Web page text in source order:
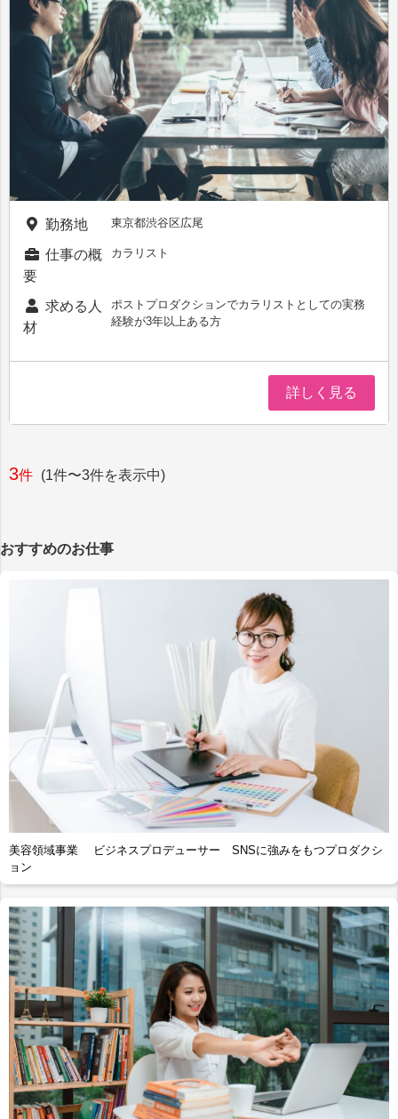
勤務地 東京都渋谷区広尾
仕事の概
要
カラリスト
求める人
材
ポストプロダクションでカラリストとしての実務
経験が3年以上ある方
詳しく見る
3件 (1件〜3件を表示中)
おすすめのお仕事
美容領域事業 ビジネスプロデューサー SNSに強みをもつプロダクシ
ョン